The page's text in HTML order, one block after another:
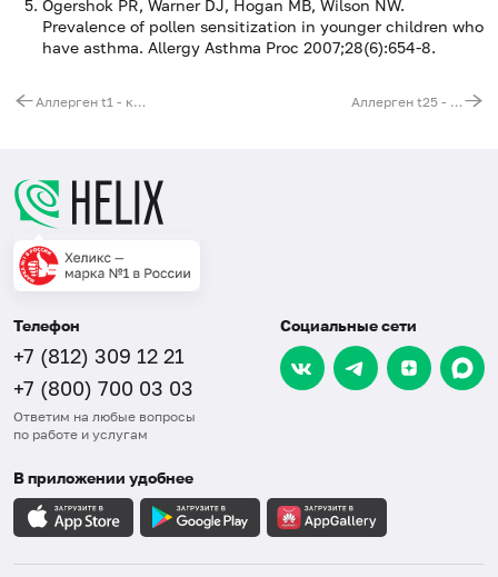
Ogershok PR, Warner DJ, Hogan MB, Wilson NW.
Prevalence of pollen sensitization in younger children who
have asthma. Allergy Asthma Proc 2007;28(6):654-8.
Аллерген t1 - клён ясенелистный, IgE (ImmunoCAP) Аллерген t25 - ясень высокий, IgE (ImmunoCAP)
Телефон
+7 (812) 309 12 21
+7 (800) 700 03 03
Ответим на любые вопросы
по работе и услугам
Социальные сети
В приложении удобнее